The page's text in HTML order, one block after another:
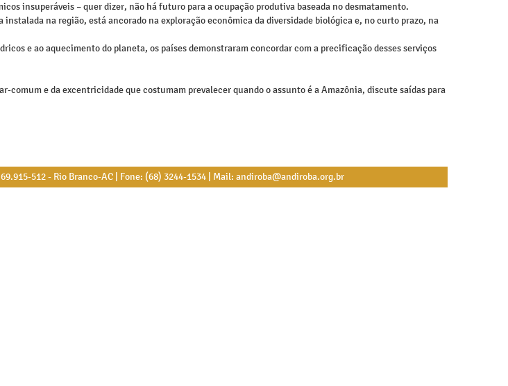
insuperáveis – quer dizer, não há futuro para a ocupação produtiva baseada no desmatamento.
na região, está ancorado na exploração econômica da diversidade biológica e, no curto prazo, na
e ao aquecimento do planeta, os países demonstraram concordar com a precificação desses serviços
comum e da excentricidade que costumam prevalecer quando o assunto é a Amazônia, discute saídas para
512 - Rio Branco-AC | Fone: (68) 3244-1534 | Mail: andiroba@andiroba.org.br